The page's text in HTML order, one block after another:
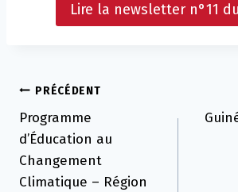
Lire la newsletter n°11 du
Navigation
de
l’article
PRÉCÉDENT
Programme
d’Éducation au
Changement
Climatique – Région